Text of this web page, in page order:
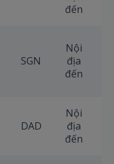
đến
SGN
Nội
địa
đến
DAD
Nội
địa
đến